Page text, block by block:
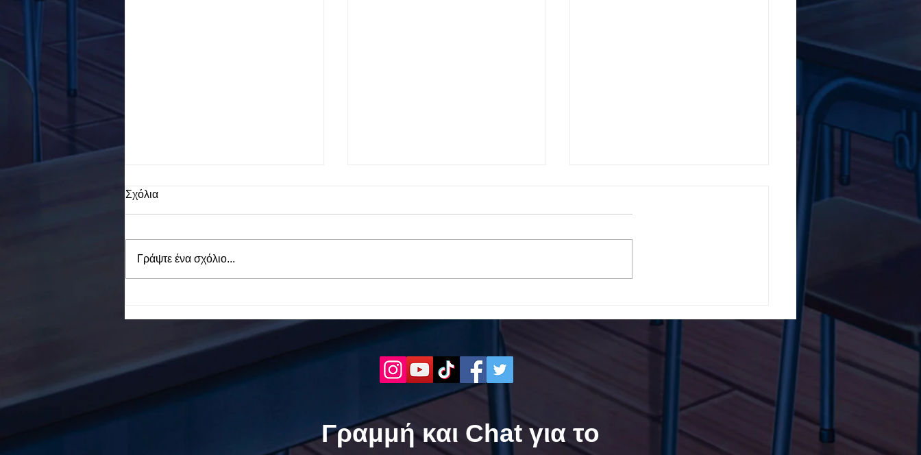
Τώρα. Με σύνθημα "Μίλα
Τώρα" όλα τα σχολεία της
Ελλάδας ενώνουν τις
Τώρα. Με σύνθημα "Μίλα
Ελλάδας ενώνουν τις
δυνάμεις τους ενάντια στο
| Μίλα Τώρα. Με σύνθημα
"Μίλα Τώρα" όλα τα σχολεία
της Ελλάδας ενώνουν τις
δυνάμεις τους ενάντια στο
Bullying
Σχόλια
Γράψτε ένα σχόλιο...
Γραμμή και Chat για το